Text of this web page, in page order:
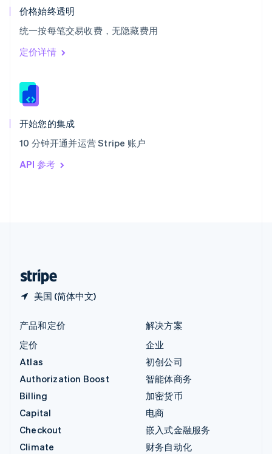
价格始终透明
统一按每笔交易收费，无隐藏费用
定价详情
开始您的集成
10 分钟开通并运营 Stripe 账户
API 参考
美国 (简体中文)
希腊
English
西班牙
Español
新加坡
新西兰
匈牙利
English
ItalianoEnglish
印度
English
产品和定价
定价
Atlas
Authorization Boost
Billing
Capital
Checkout
Climate
解决方案
企业
初创公司
智能体商务
加密货币
电商
嵌入式金融服务
财务自动化